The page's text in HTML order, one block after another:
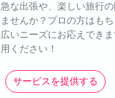
急な出張や、楽しい旅行
ませんか？プロの方はも
広いニーズにお応えでき
用ください！
サービスを提供する